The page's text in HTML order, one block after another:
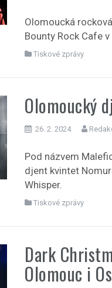
Olomoucká
Bounty Rock Cafe
Tiskové zprávy
Olomoucký
26. 2. 2024
Pod názvem
djent kvintet
Whisper.
Tiskové zprávy
Dark
Olomouc i